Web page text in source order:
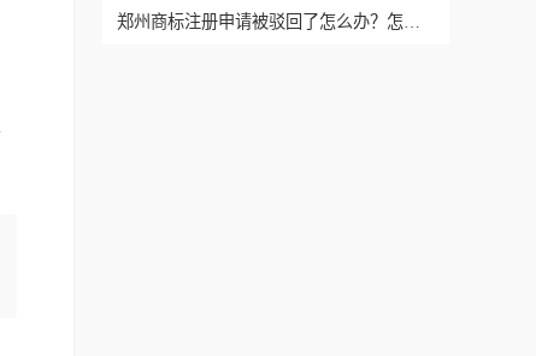
郑州商标注册申请被驳回了怎么办？怎么答复？